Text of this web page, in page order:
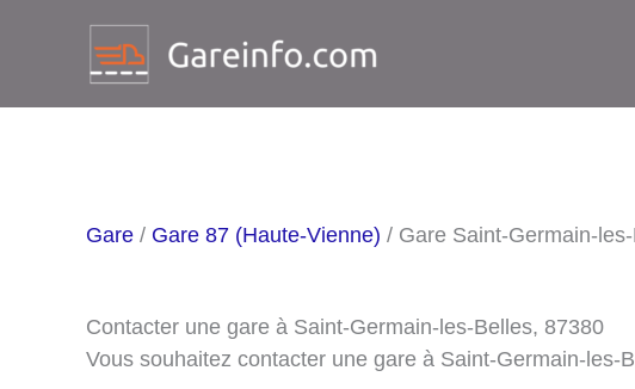
Gare / Gare 87 (Haute-Vienne) / Gare Saint-Germain-
Contacter une gare à Saint-Germain-les-Belles, 87380
Vous souhaitez contacter une gare à Saint-Germain-les-